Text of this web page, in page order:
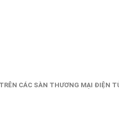
CÁC SÀN THƯƠNG MẠI ĐIỆN